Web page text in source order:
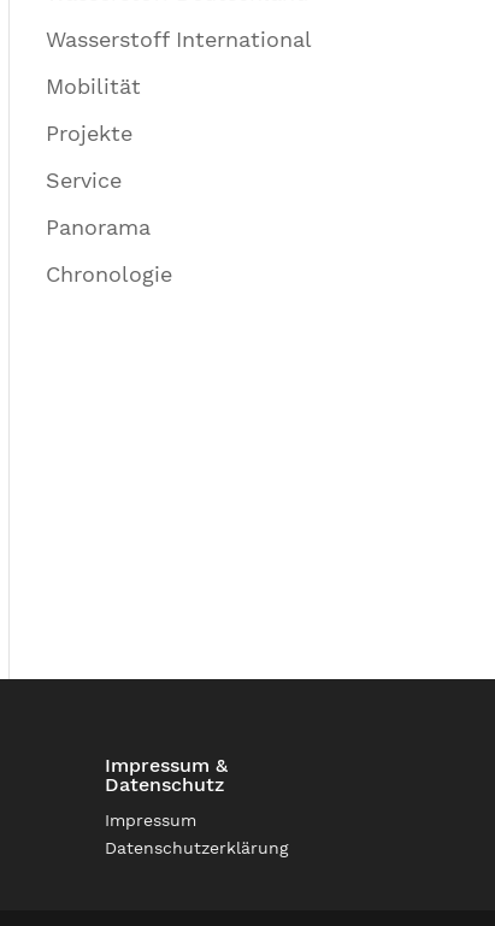
Wasserstoff International
Mobilität
Projekte
Service
Panorama
Chronologie
Impressum &
Datenschutz
Impressum
Datenschutzerklärung